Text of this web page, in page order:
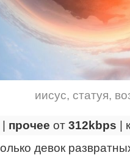
иисус, статуя,
прочее от 312kbps
девок